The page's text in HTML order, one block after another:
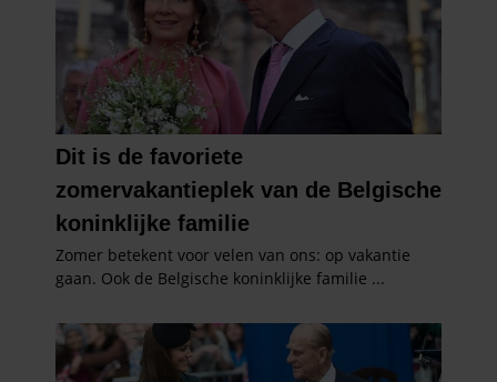
informatie die u aan ze heeft verstrekt of die ze hebben
verzameld op basis van uw gebruik van hun services. U
gaat akkoord met onze cookies als u onze website blijft
gebruiken.